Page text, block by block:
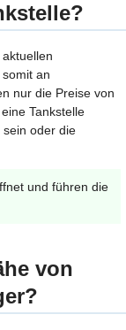
an
nur die Preise von
Tankstelle
oder die
und führen die
von